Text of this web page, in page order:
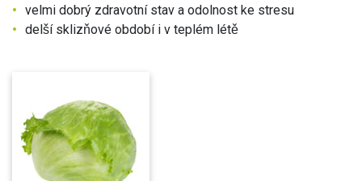
velmi dobrý zdravotní stav a odolnost ke stresu
delší sklizňové období i v teplém létě